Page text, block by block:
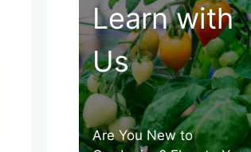
Learn with
Us
Are You New to